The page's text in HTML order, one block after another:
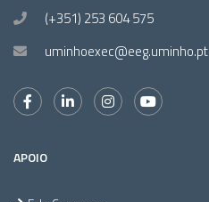
(+351) 253 604 575
uminhoexec@eeg.uminho.pt
APOIO